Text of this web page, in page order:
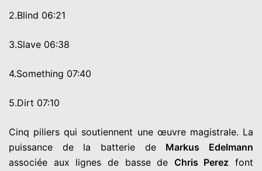
2.Blind 06:21
3.Slave 06:38
4.Something 07:40
5.Dirt 07:10
Cinq piliers qui soutiennent une œuvre magistrale. La
puissance de la batterie de Markus Edelmann
associée aux lignes de basse de Chris Perez font